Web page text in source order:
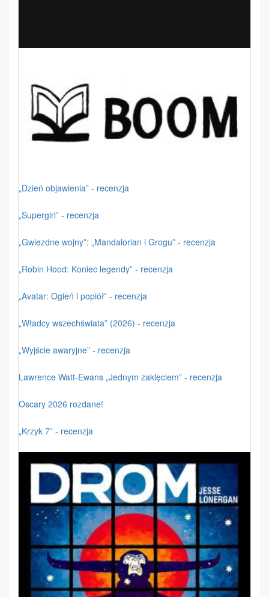
„Dzień objawienia” - recenzja
„Supergirl” - recenzja
„Gwiezdne wojny”: „Mandalorian i Grogu” - recenzja
„Robin Hood: Koniec legendy” - recenzja
„Avatar: Ogień i popiół” - recenzja
„Władcy wszechświata” (2026) - recenzja
„Wyjście awaryjne” - recenzja
Lawrence Watt-Ewans „Jednym zaklęciem” - recenzja
Oscary 2026 rozdane!
„Krzyk 7” - recenzja